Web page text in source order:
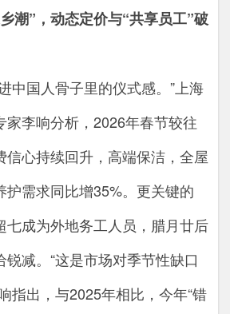
潮”，动态定价与“共享员工”破
中国人骨子里的仪式感。”上海
家李响分析，2026年春节较往
信心持续回升，高端保洁，全屋
护需求同比增35%。更关键的
七成为外地务工人员，腊月廿后
减。“这是市场对季节性缺口
指出，与2025年相比，今年“错